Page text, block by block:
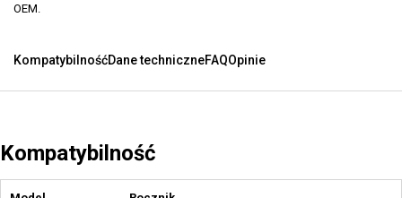
OEM.
KompatybilnośćDane techniczneFAQOpinie
Kompatybilność